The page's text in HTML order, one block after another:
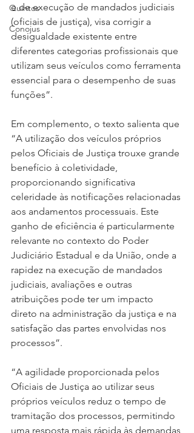
Quintos
Conojus
e de execução de mandados judiciais
(oficiais de justiça), visa corrigir a
desigualdade existente entre
diferentes categorias profissionais que
utilizam seus veículos como ferramenta
essencial para o desempenho de suas
funções”.
Em complemento, o texto salienta que
“A utilização dos veículos próprios
pelos Oficiais de Justiça trouxe grande
benefício à coletividade,
proporcionando significativa
celeridade às notificações relacionadas
aos andamentos processuais. Este
ganho de eficiência é particularmente
relevante no contexto do Poder
Judiciário Estadual e da União, onde a
rapidez na execução de mandados
judiciais, avaliações e outras
atribuições pode ter um impacto
direto na administração da justiça e na
satisfação das partes envolvidas nos
processos”.
“A agilidade proporcionada pelos
Oficiais de Justiça ao utilizar seus
próprios veículos reduz o tempo de
tramitação dos processos, permitindo
uma resposta mais rápida às demandas